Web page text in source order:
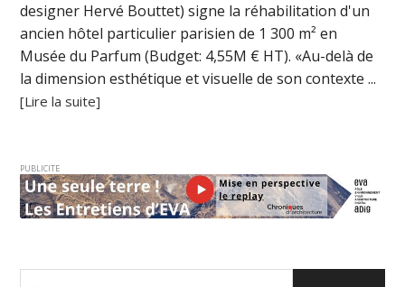
designer Hervé Bouttet) signe la réhabilitation d'un
ancien hôtel particulier parisien de 1 300 m² en
Musée du Parfum (Budget: 4,55M € HT). «Au-delà de
la dimension esthétique et visuelle de son contexte ...
[Lire la suite]
PUBLICITE